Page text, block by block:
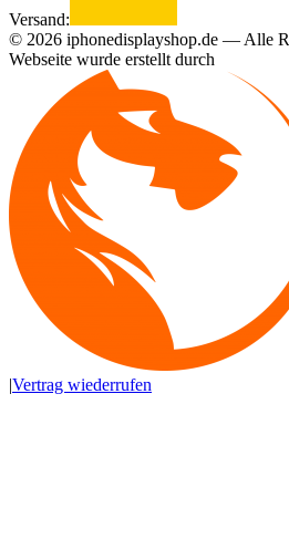
Versand:
© 2026 iphonedisplayshop.de — Alle
Webseite wurde erstellt durch
|Vertrag wiederrufen